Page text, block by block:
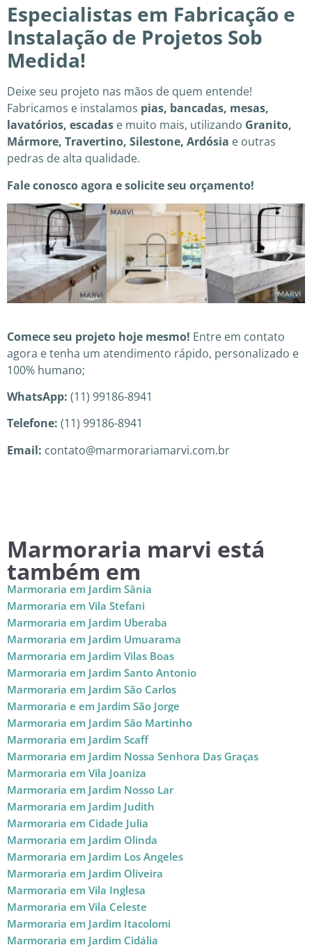
Especialistas em Fabricação e
Instalação de Projetos Sob
Medida!
Deixe seu projeto nas mãos de quem entende!
Fabricamos e instalamos pias, bancadas, mesas,
lavatórios, escadas e muito mais, utilizando Granito,
Mármore, Travertino, Silestone, Ardósia e outras
pedras de alta qualidade.
Fale conosco agora e solicite seu orçamento!
Comece seu projeto hoje mesmo! Entre em contato
agora e tenha um atendimento rápido, personalizado e
100% humano;
WhatsApp: (11) 99186-8941
Telefone: (11) 99186-8941
Email: contato@marmorariamarvi.com.br
Marmoraria marvi está
também em
Marmoraria em Jardim Sânia
Marmoraria em Vila Stefani
Marmoraria em Jardim Uberaba
Marmoraria em Jardim Umuarama
Marmoraria em Jardim Vilas Boas
Marmoraria em Jardim Santo Antonio
Marmoraria em Jardim São Carlos
Marmoraria e em Jardim São Jorge
Marmoraria em Jardim São Martinho
Marmoraria em Jardim Scaff
Marmoraria em Jardim Nossa Senhora Das Graças
Marmoraria em Vila Joaniza
Marmoraria em Jardim Nosso Lar
Marmoraria em Jardim Judith
Marmoraria em Cidade Julia
Marmoraria em Jardim Olinda
Marmoraria em Jardim Los Angeles
Marmoraria em Jardim Oliveira
Marmoraria em Vila Inglesa
Marmoraria em Vila Celeste
Marmoraria em Jardim Itacolomi
Marmoraria em Jardim Cidália